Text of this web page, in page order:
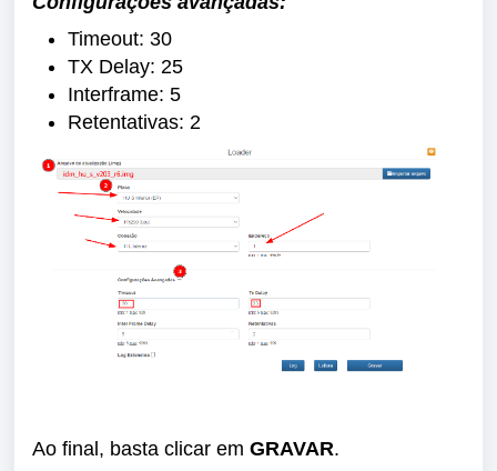
Timeout: 30
TX Delay: 25
Interframe: 5
Retentativas: 2
Ao final, basta clicar em GRAVAR.